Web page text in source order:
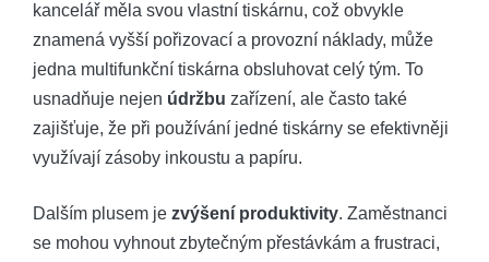
kancelář měla svou vlastní tiskárnu, což obvykle
znamená vyšší pořizovací a provozní náklady, může
jedna multifunkční tiskárna obsluhovat celý tým. To
usnadňuje nejen údržbu zařízení, ale často také
zajišťuje, že při používání jedné tiskárny se efektivněji
využívají zásoby inkoustu a papíru.
Dalším plusem je zvýšení produktivity. Zaměstnanci
se mohou vyhnout zbytečným přestávkám a frustraci,